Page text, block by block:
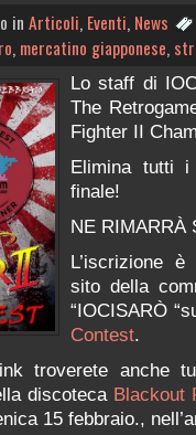
in Articoli, Eventi, News
, mercatino giapponese,
Lo staff di
The
Fighter II
Elimina tutti
finale!
NE RIMARRÀ
L’iscrizione
sito della
“IOCISARÒ
Contest.
troverete anche
discoteca Blackout
15 febbraio.,